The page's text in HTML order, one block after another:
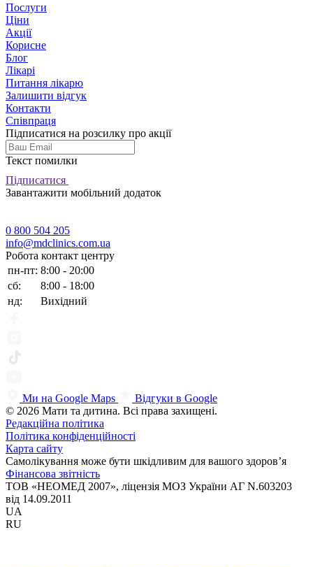
Послуги
Ціни
Акції
Корисне
Блог
Лікарі
Питання лікарю
Залишити відгук
Контакти
Співпраця
Підписатися на розсилку про акції
Текст помилки
Підписатися
Завантажити мобільний додаток
0 800 504 205
info@mdclinics.com.ua
Робота контакт центру
пн-пт: 8:00 - 20:00
сб:
8:00 - 18:00
нд:
Вихідний
Ми на Google Maps
Відгуки в Google
© 2026 Мати та дитина. Всі права захищені.
Редакційна політика
Політика конфіденційності
Карта сайту
Самолікування може бути шкідливим для вашого здоров’я
Фінансова звітність
ТОВ «НЕОМЕД 2007», ліцензія МОЗ України АГ N.603203
від 14.09.2011
UA
RU